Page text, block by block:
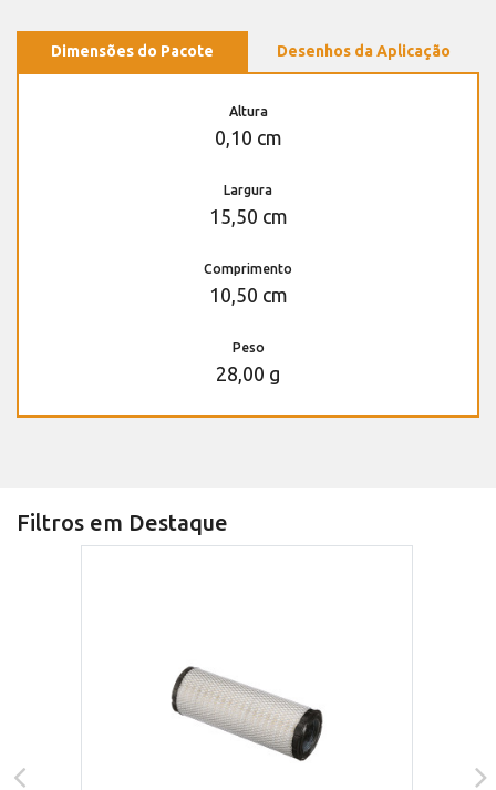
Dimensões do Pacote Desenhos da Aplicação
Altura
0,10 cm
Largura
15,50 cm
Comprimento
10,50 cm
Peso
28,00 g
Filtros em Destaque